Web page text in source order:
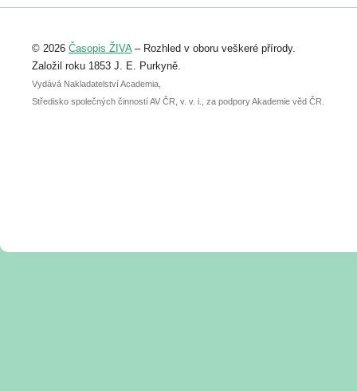
Registrovat se můžete do 6. září.
abstraktu přihlášené přednášky nebo
posteru je už 30. června.
© 2026 Časopis ŽIVA– Rozhled v oboru veškeré přírody.
Založil roku 1853 J. E. Purkyně.
Vydává Nakladatelství Academia,
Středisko společných činností AV ČR, v. v. i., za podpory Akademie věd ČR.